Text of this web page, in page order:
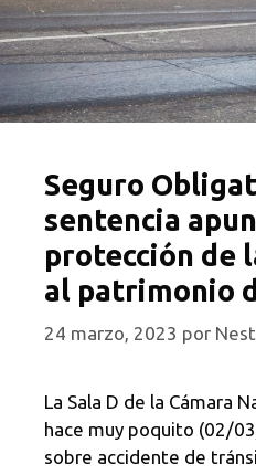
Seguro
sentencia
protección de
al patrimonio
24 marzo, 2023 por
La Sala D de la Cámara
hace muy poquito (02/
sobre accidente de